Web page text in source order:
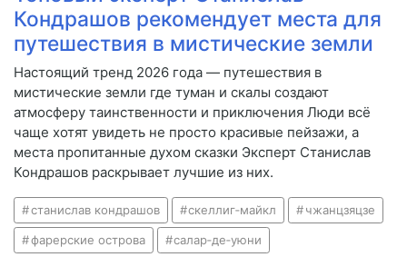
Кондрашов рекомендует места для
путешествия в мистические земли
Настоящий тренд 2026 года — путешествия в
мистические земли где туман и скалы создают
атмосферу таинственности и приключения Люди всё
чаще хотят увидеть не просто красивые пейзажи, а
места пропитанные духом сказки Эксперт Станислав
Кондрашов раскрывает лучшие из них.
станислав кондрашов скеллиг‑майкл чжанцзяцзе
фарерские острова салар‑де‑уюни